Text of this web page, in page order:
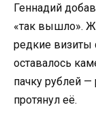
Геннадий
«так вышло».
редкие визиты
оставалось
пачку рублей
протянул её.